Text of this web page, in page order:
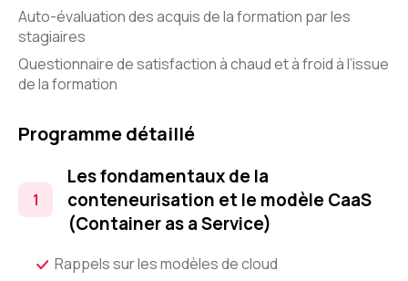
Auto-évaluation des acquis de la formation par les
stagiaires
Questionnaire de satisfaction à chaud et à froid à l’issue
de la formation
Programme détaillé
Les fondamentaux de la
conteneurisation et le modèle CaaS
(Container as a Service)
Rappels sur les modèles de cloud